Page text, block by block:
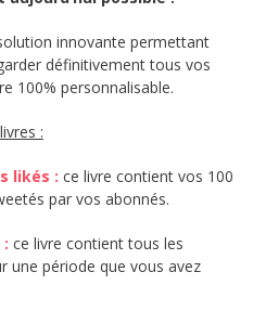
innovante permettant
définitivement tous vos
100% personnalisable.
:
likés : ce livre contient vos 100
par vos abonnés.
ce livre contient tous les
une période que vous avez